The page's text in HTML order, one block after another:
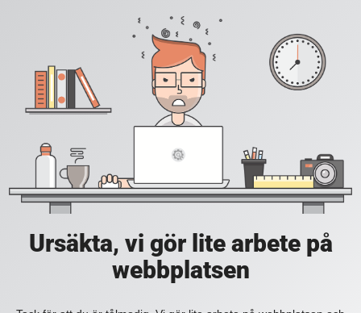
Ursäkta, vi gör lite arbete på
webbplatsen